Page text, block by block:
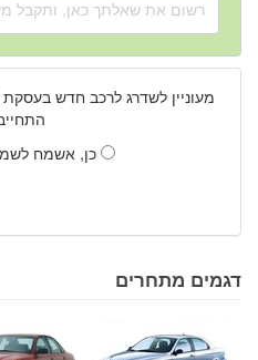
מעוניין לשדרג לרכב חדש בעסקת
כן, אשמח
דגמים מתחרים